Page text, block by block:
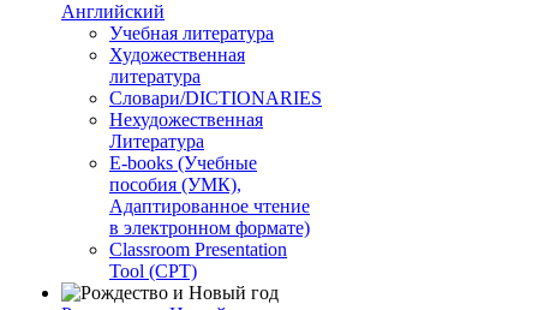
Английский
Учебная литература
Художественная
литература
Словари/DICTIONARIES
Нехудожественная
Литература
E-books (Учебные
пособия (УМК),
Адаптированное чтение
в электронном формате)
Classroom Presentation
Tool (CPT)